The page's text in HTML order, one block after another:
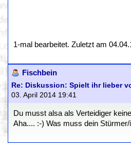
1-mal bearbeitet. Zuletzt am
Fischbein
Re: Diskussion: Spielt ihr lieber
03. April 2014 19:41
Du musst alsa als Verteidiger
Aha.... :-) Was muss dein